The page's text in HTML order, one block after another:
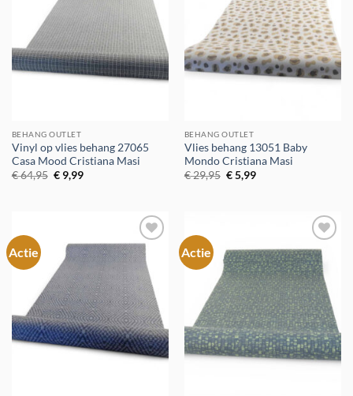
BEHANG OUTLET
Vinyl op vlies behang 27065
Casa Mood Cristiana Masi
€64,95 Oorspronkelijke
prijs
€9,99Huidige
BEHANG OUTLET
Vlies behang 13051 Baby
Mondo Cristiana Masi
€29,95 Oorspronkelijke
prijs
€5,99Huidige
Actie
Toevoegen
aan
verlanglijst
Actie
Toevoegen
aan
verlanglijst